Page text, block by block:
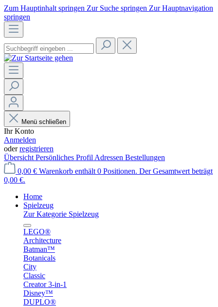
Zum Hauptinhalt springen Zur Suche springen Zur Hauptnavigation
springen
Menü schließen
Ihr Konto
Anmelden
oderregistrieren
Übersicht Persönliches Profil Adressen Bestellungen
0,00 € Warenkorb enthält 0 Positionen. Der Gesamtwert beträgt
0,00 €.
Home
Spielzeug
Zur Kategorie Spielzeug
LEGO®
Architecture
Batman™
Botanicals
City
Classic
Creator 3-in-1
Disney™
DUPLO®